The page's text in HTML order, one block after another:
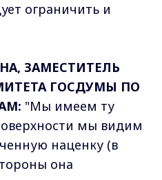
ограничить и
ЗАМЕСТИТЕЛЬ
ГОСДУМЫ ПО
"Мы имеем ту
мы видим
наценку (в
она